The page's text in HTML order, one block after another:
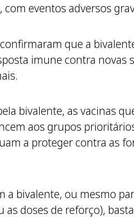
eventos adversos
que a
imune contra novas
bivalente, as vacinas
aos grupos
a proteger contra as
bivalente, ou mesmo
doses de reforço),